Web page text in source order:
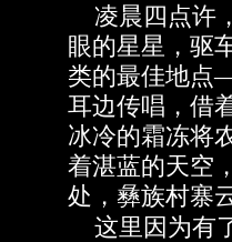
凌晨四点许
眼的星星，驱
类的最佳地点
耳边传唱，借
冰冷的霜冻将
着湛蓝的天空
处，彝族村寨
这里因为有